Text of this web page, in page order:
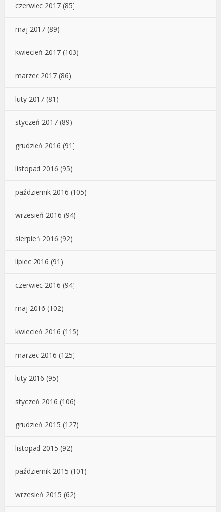
czerwiec 2017 (85)
maj 2017 (89)
kwiecień 2017 (103)
marzec 2017 (86)
luty 2017 (81)
styczeń 2017 (89)
grudzień 2016 (91)
listopad 2016 (95)
październik 2016 (105)
wrzesień 2016 (94)
sierpień 2016 (92)
lipiec 2016 (91)
czerwiec 2016 (94)
maj 2016 (102)
kwiecień 2016 (115)
marzec 2016 (125)
luty 2016 (95)
styczeń 2016 (106)
grudzień 2015 (127)
listopad 2015 (92)
październik 2015 (101)
wrzesień 2015 (62)